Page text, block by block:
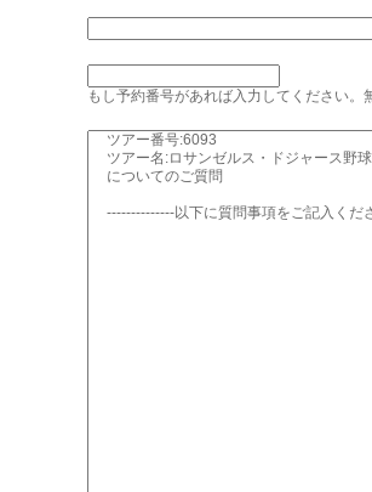
もし予約番号があれば入力してください。